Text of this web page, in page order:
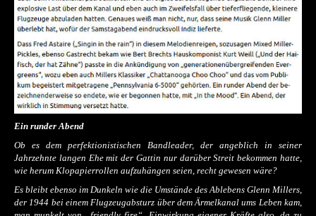
Ein runder Abend
Ob es dem perfektionistischen Bandleader, der angeblich in seiner
Jahrzehnte langen Ehe mit der Gattin nur darüber Streit bekommen hatte,
wie herum Klopapierrollen aufzuhängen seien, recht gewesen wäre?
Es bleibt ebenso im Dunkeln wie die Umstände des Ablebens Glenn Millers,
der 1944 bei einem Flugzeugabsturz über dem Ärmelkanal ums Leben kam,